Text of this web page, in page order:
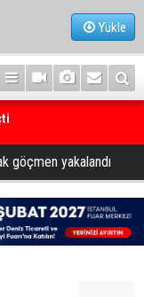
Yükle
göçmen yakalandı